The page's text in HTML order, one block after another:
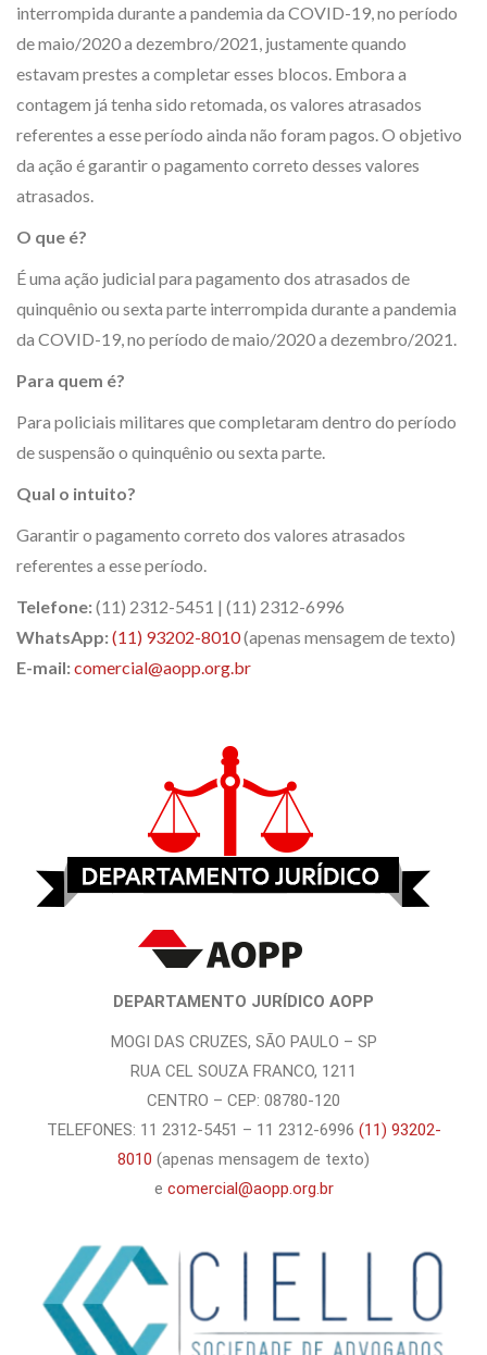
interrompida durante a pandemia da COVID-19, no período
de maio/2020 a dezembro/2021, justamente quando
estavam prestes a completar esses blocos. Embora a
contagem já tenha sido retomada, os valores atrasados
referentes a esse período ainda não foram pagos. O objetivo
da ação é garantir o pagamento correto desses valores
atrasados.
O que é?
É uma ação judicial para pagamento dos atrasados de
quinquênio ou sexta parte interrompida durante a pandemia
da COVID-19, no período de maio/2020 a dezembro/2021.
Para quem é?
Para policiais militares que completaram dentro do período
de suspensão o quinquênio ou sexta parte.
Qual o intuito?
Garantir o pagamento correto dos valores atrasados
referentes a esse período.
Telefone:(11) 2312-5451 | (11) 2312-6996
WhatsApp:(11) 93202-8010(apenas mensagem de texto)
E-mail:comercial@aopp.org.br
DEPARTAMENTO JURÍDICO AOPP
MOGI DAS CRUZES, SÃO PAULO – SP
RUA CEL SOUZA FRANCO, 1211
CENTRO – CEP: 08780-120
TELEFONES: 11 2312-5451 – 11 2312-6996 (11) 93202-
8010 (apenas mensagem de texto)
e comercial@aopp.org.br